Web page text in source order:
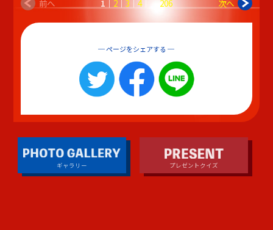
前へ 次へ
1 2 3 4 206
ページをシェアする
ギャラリー プレゼントクイズ